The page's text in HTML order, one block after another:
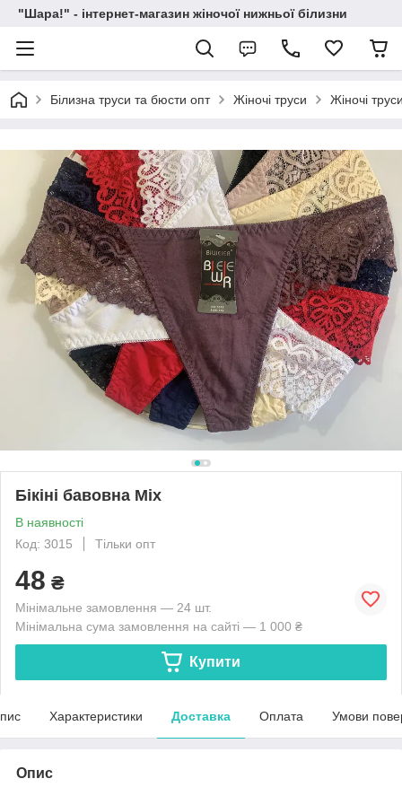
"Шара!" - інтернет-магазин жіночої нижньої білизни
Білизна труси та бюсти опт Жіночі труси Жіночі труси
Бікіні бавовна Міх
В наявності
Код: 3015
Тільки опт
48 ₴
Мінімальне замовлення — 24 шт.
Мінімальна сума замовлення на сайті — 1 000 ₴
Купити
Характеристики Доставка Оплата Умови
Опис